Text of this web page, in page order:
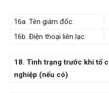
16a. Tên giám đốc:
16b. Điện thoại liên lạc:
18. Tình trạng trước khi tổ
nghiệp (nếu có)